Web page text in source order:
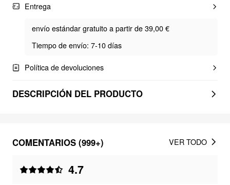
Entrega
envío estándar gratuito a partir de 39,00 €
Tiempo de envío: 7-10 días
Política de devoluciones
DESCRIPCIÓN DEL PRODUCTO
COMENTARIOS (999+)
4.7
VER TODO